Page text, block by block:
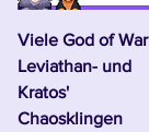
Viele God of War
Leviathan- und
Kratos'
Chaosklingen